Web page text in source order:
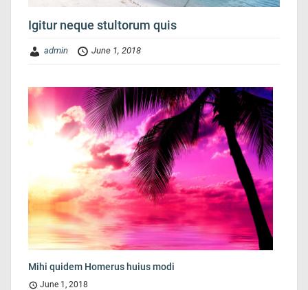
Igitur neque stultorum quis
admin June 1, 2018
Mihi quidem Homerus huius modi
June 1, 2018